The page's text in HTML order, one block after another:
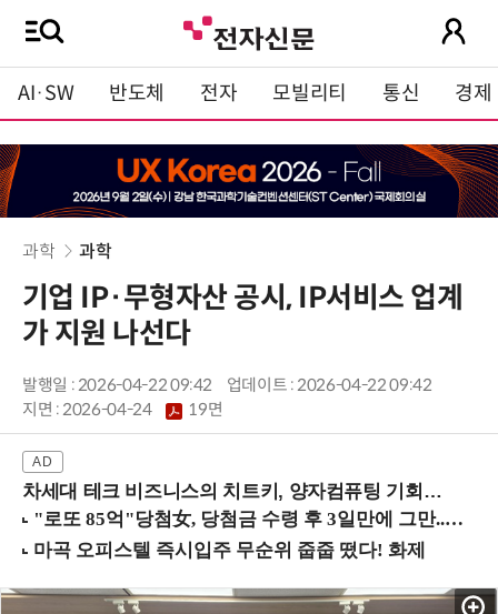
AI·SW 반도체 전자 모빌리티 통신 경제
과학 과학
기업 IP·무형자산 공시, IP서비스 업계
가 지원 나선다
발행일 : 2026-04-22 09:42
업데이트 : 2026-04-22 09:42
지면 :2026-04-24 19면
차세대 테크 비즈니스의 치트키, 양자컴퓨팅 기회를 선점하라! (8/28 강남역)